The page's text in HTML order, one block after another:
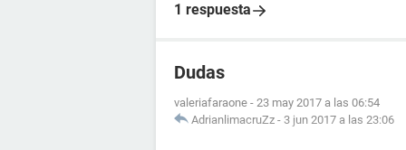
1 respuesta
Dudas
valeriafaraone - 23 may 2017 a las 06:54
AdrianlimacruZz - 3 jun 2017 a las 23:06